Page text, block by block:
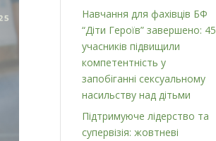
Навчання для фахівців БФ
“Діти Героїв” завершено: 45
учасників підвищили
компетентність у
запобіганні сексуальному
насильству над дітьми
Підтримуюче лідерство та
супервізія: жовтневі